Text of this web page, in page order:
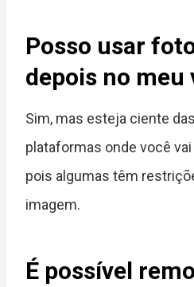
Posso usar
depois no meu
Sim, mas esteja ciente
plataformas onde você
pois algumas têm
imagem.
É possível